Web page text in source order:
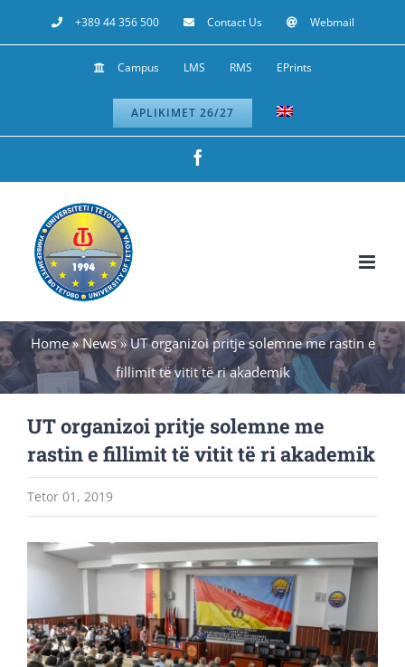
to
+389 44 356 500 Contact Us Webmail
Campus LMS RMS EPrints
APLIKIMET 26/27
Home»News»UT organizoi pritje solemne me rastin e
fillimit të vitit të ri akademik
UT organizoi pritje solemne me
rastin e fillimit të vitit të ri akademik
Tetor 01, 2019
View
Image